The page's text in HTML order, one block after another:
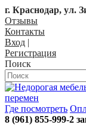
г. Краснодар, ул.
Отзывы
Контакты
Вход |
Регистрация
Поиск
Где посмотреть
8 (961) 855-999-2